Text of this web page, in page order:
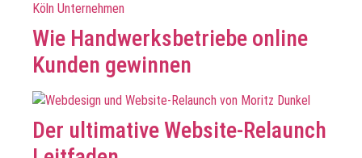
Wie Handwerksbetriebe online
Kunden gewinnen
Der ultimative Website-Relaunch